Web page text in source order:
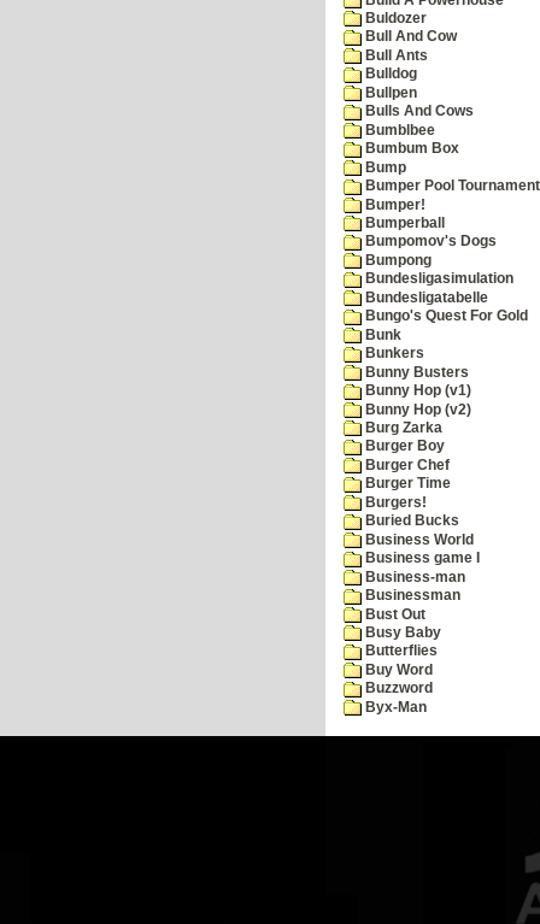
Buldozer
Bull And Cow
Bull Ants
Bulldog
Bullpen
Bulls And Cows
Bumblbee
Bumbum Box
Bump
Bumper Pool Tournament
Bumper!
Bumperball
Bumpomov's Dogs
Bumpong
Bundesligasimulation
Bundesligatabelle
Bungo's Quest For Gold
Bunk
Bunkers
Bunny Busters
Bunny Hop (v1)
Bunny Hop (v2)
Burg Zarka
Burger Boy
Burger Chef
Burger Time
Burgers!
Buried Bucks
Business World
Business game I
Business-man
Businessman
Bust Out
Busy Baby
Butterflies
Buy Word
Buzzword
Byx-Man